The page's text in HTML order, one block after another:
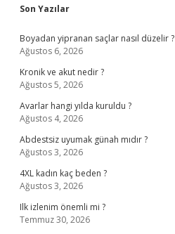
Sidebar
Son Yazılar
Boyadan yipranan saçlar nasıl düzelir ?
Ağustos 6, 2026
Kronik ve akut nedir ?
Ağustos 5, 2026
Avarlar hangi yılda kuruldu ?
Ağustos 4, 2026
Abdestsiz uyumak günah mıdır ?
Ağustos 3, 2026
4XL kadın kaç beden ?
Ağustos 3, 2026
Ilk izlenim önemli mi ?
Temmuz 30, 2026